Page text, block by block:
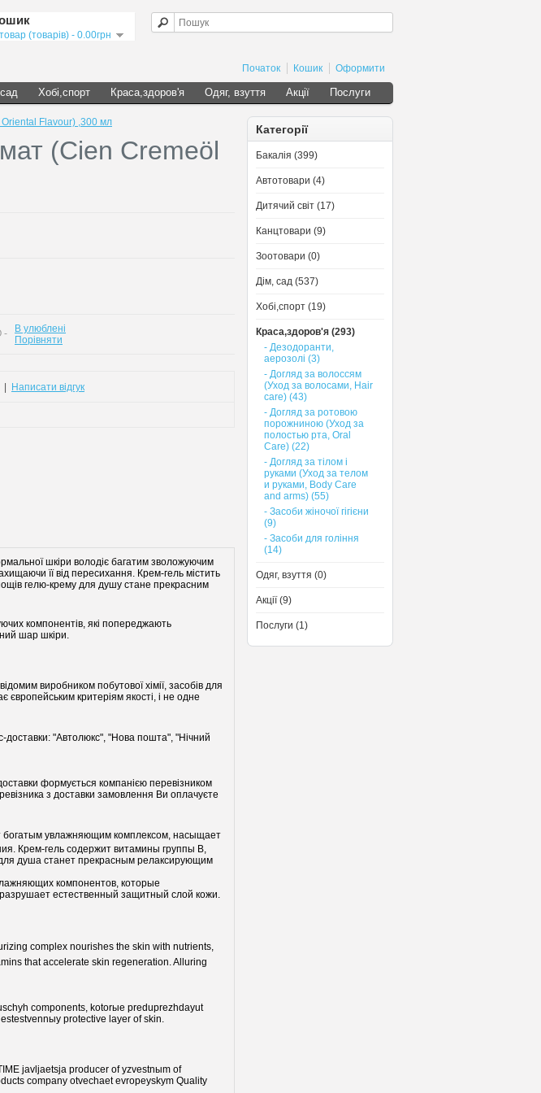
(товарів) - 0.00грн
Початок Кошик Оформити
Хобі,спорт Краса,здоров'я Одяг, взуття Акції Послуги
Категорії
Бакалія (399)
Автотовари (4)
Дитячий світ (17)
Канцтовари (9)
Зоотовари (0)
Дім, сад (537)
Хобі,спорт (19)
Краса,здоров'я (293)
- Дезодоранти,
аерозолі (3)
- Догляд за волоссям
(Уход за волосами, Нair
care) (43)
- Догляд за ротовою
порожниною (Уход за
полостью рта, Oral
Care) (22)
- Догляд за тілом і
руками (Уход за телом
и руками, Body Care
and arms) (55)
- Засоби жіночої гігієни
(9)
- Засоби для гоління
(14)
Одяг, взуття (0)
Акції (9)
Послуги (1)
Flavour) ,300 мл
(Cien Cremeöl
-
В улюблені
Порівняти
Написати відгук
шкіри володіє багатим зволожуючим
її від пересихання. Крем-гель містить
гелю-крему для душу стане прекрасним
компонентів, які попереджають
шар шкіри.
виробником побутової хімії, засобів для
європейським критеріям якості, і не одне
доставки: "Автолюкс", "Нова пошта", "Нічний
формується компанією перевізником
з доставки замовлення Ви оплачуєте
богатым увлажняющим комплексом, насыщает
Крем-гель содержит витамины группы В,
душа станет прекрасным релаксирующим
компонентов, которые
естественный защитный слой кожи.
complex nourishes the skin with nutrients,
that accelerate skin regeneration. Alluring
components, kotorыe preduprezhdayut
protective layer of skin.
javljaetsja producer of yzvestnыm of
company otvechaet evropeyskym Quality